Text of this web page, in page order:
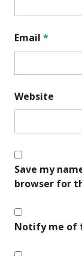
Email *
Website
Save my
browser for
Notify me of